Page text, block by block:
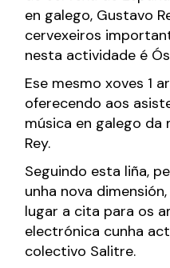
en galego, Gustavo
cervexeiros
nesta actividade é
Ese mesmo xoves 1
oferecendo aos
música en galego
Rey.
Seguindo esta liña,
unha nova
lugar a cita para os
electrónica cunha
colectivo Salitre.